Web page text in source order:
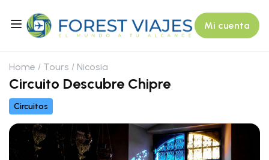
Mi cuenta
Home Tours Nicosia
Circuito Descubre Chipre
Circuitos